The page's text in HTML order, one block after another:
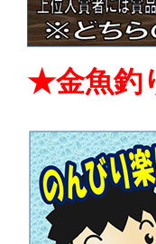
★金魚釣